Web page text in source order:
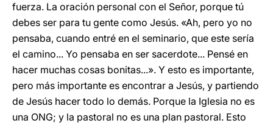
fuerza. La oración personal con el Señor, porque tú
debes ser para tu gente como Jesús. «Ah, pero yo no
pensaba, cuando entré en el seminario, que este sería
el camino... Yo pensaba en ser sacerdote... Pensé en
hacer muchas cosas bonitas...». Y esto es importante,
pero más importante es encontrar a Jesús, y partiendo
de Jesús hacer todo lo demás. Porque la Iglesia no es
una ONG; y la pastoral no es una plan pastoral. Esto